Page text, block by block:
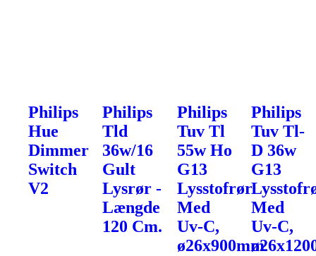
Philips
Hue
Dimmer
Switch
V2
Philips
Tld
36w/16
Gult
Lysrør -
Længde
120 Cm.
Philips
Tuv Tl
55w Ho
G13
Lysstofrør
Med
Uv-C,
ø26x900mm
Philips
Tuv Tl-
D 36w
G13
Med
Uv-C,